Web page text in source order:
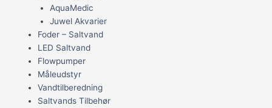
AquaMedic
Juwel Akvarier
Foder – Saltvand
LED Saltvand
Flowpumper
Måleudstyr
Vandtilberedning
Saltvands Tilbehør